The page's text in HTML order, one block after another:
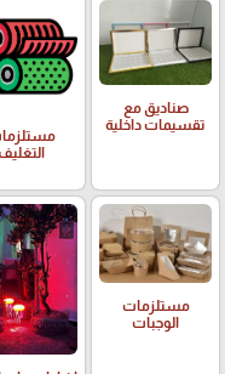
صناديق مع
تقسيمات داخلية
التغليف
مستلزمات
الوجبات